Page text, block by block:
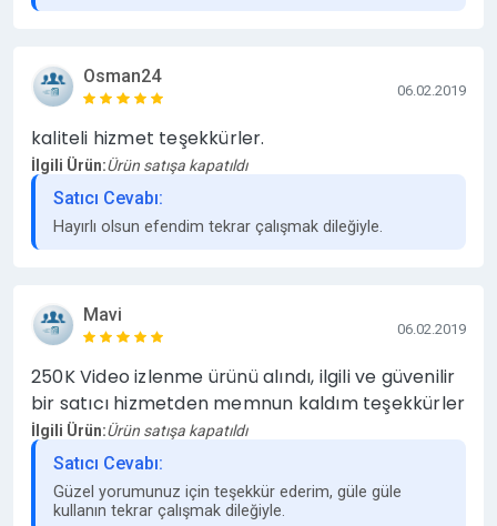
Osman24
06.02.2019
kaliteli hizmet teşekkürler.
İlgili Ürün:Ürün satışa kapatıldı
Satıcı Cevabı:
Hayırlı olsun efendim tekrar çalışmak dileğiyle.
Mavi
06.02.2019
250K Video izlenme ürünü alındı, ilgili ve güvenilir
bir satıcı hizmetden memnun kaldım teşekkürler
İlgili Ürün:Ürün satışa kapatıldı
Satıcı Cevabı:
Güzel yorumunuz için teşekkür ederim, güle güle
kullanın tekrar çalışmak dileğiyle.